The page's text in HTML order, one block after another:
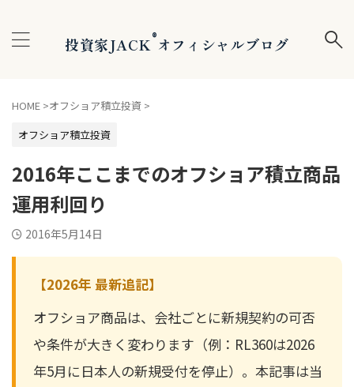
投資家JACK®オフィシャルブログ
HOME >オフショア積立投資 >
オフショア積立投資
2016年ここまでのオフショア積立商品
運用利回り
2016年5月14日
【2026年 最新追記】
オフショア商品は、会社ごとに新規契約の可否
や条件が大きく変わります（例：RL360は2026
年5月に日本人の新規受付を停止）。本記事は当